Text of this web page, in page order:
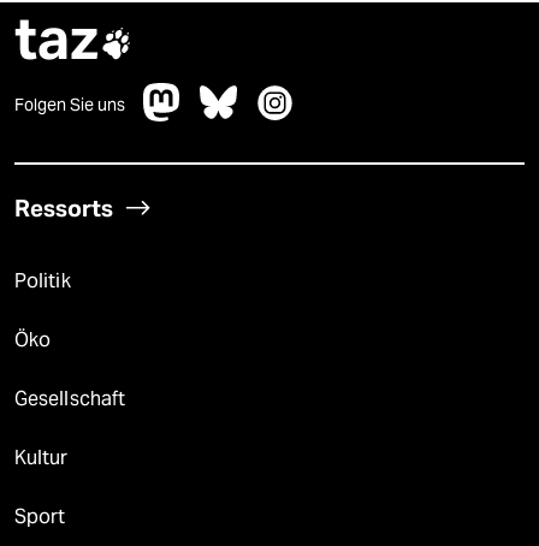
taz
Folgen Sie uns
Ressorts
Politik
Öko
Gesellschaft
Kultur
Sport